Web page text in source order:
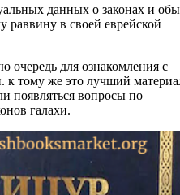
данных о законах и
раввину в своей еврейской
очередь для ознакомления с
к тому же это лучший
появляться вопросы по
галахи.